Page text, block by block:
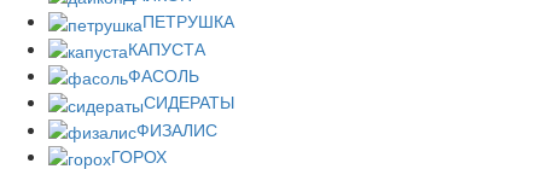
ПЕТРУШКА
КАПУСТА
ФАСОЛЬ
СИДЕРАТЫ
ФИЗАЛИС
ГОРОХ